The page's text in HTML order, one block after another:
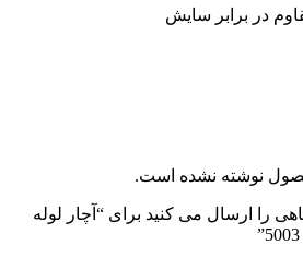
در برابر سایش
نوشته نشده است.
را ارسال می کنید برای “آچار لوله